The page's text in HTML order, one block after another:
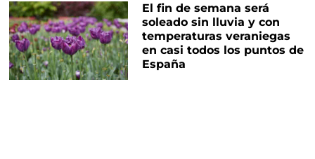
El fin de semana será
soleado sin lluvia y con
temperaturas veraniegas
en casi todos los puntos de
España